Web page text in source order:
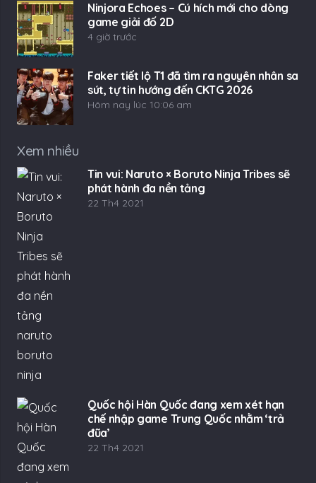
Ninjora Echoes – Cú hích mới cho dòng
game giải đố 2D
4 giờ trước
Faker tiết lộ T1 đã tìm ra nguyên nhân sa
sút, tự tin hướng đến CKTG 2026
Hôm nay lúc 10:06 am
Xem nhiều
Tin vui: Naruto × Boruto Ninja Tribes sẽ
phát hành đa nền tảng
22 Th4 2021
Quốc hội Hàn Quốc đang xem xét hạn
chế nhập game Trung Quốc nhằm ‘trả
đũa’
22 Th4 2021